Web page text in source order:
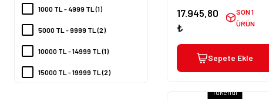
1000 TL - 4999 TL (1)
5000 TL - 9999 TL (2)
10000 TL - 14999 TL (1)
15000 TL - 19999 TL (2)
17.945,80
₺
SON 1
ÜRÜN
Sepete Ekle
Tükendi